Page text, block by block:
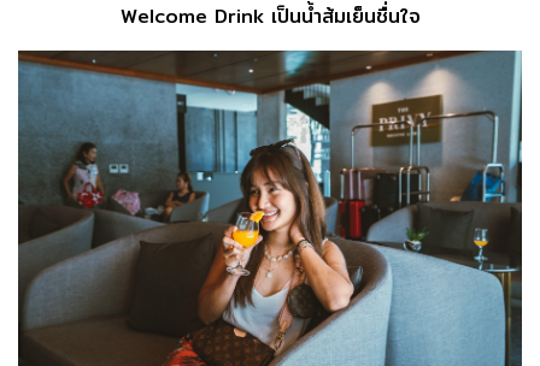
Welcome Drink เป็นน้ำส้มเย็นชื่นใจ